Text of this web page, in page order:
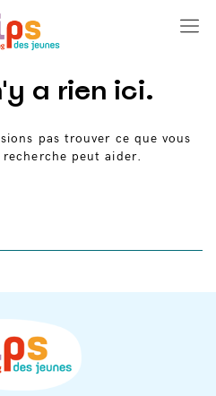
a rien ici.
pas trouver ce que vous
peut aider.